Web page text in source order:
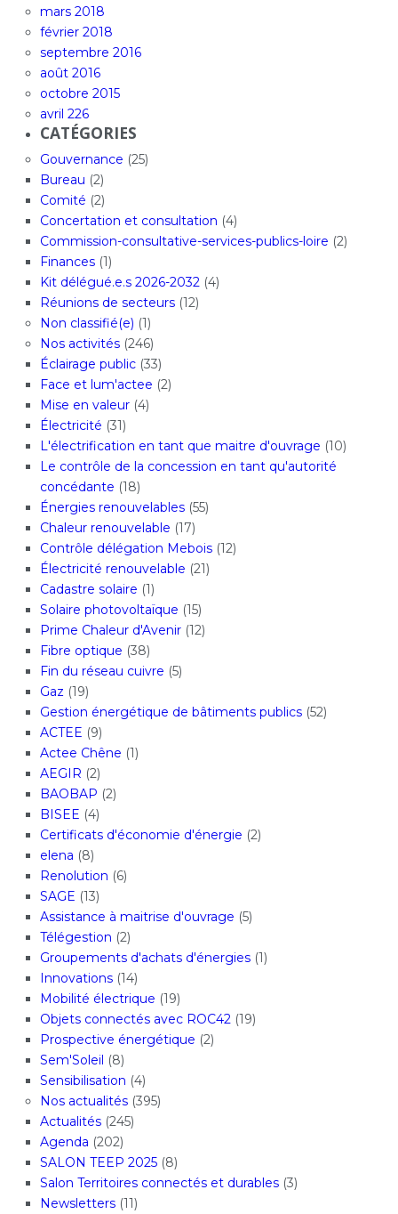
mars 2018
février 2018
septembre 2016
août 2016
octobre 2015
avril 226
CATÉGORIES
Gouvernance (25)
Bureau (2)
Comité (2)
Concertation et consultation (4)
Commission-consultative-services-publics-loire (2)
Finances(1)
Kit délégué.e.s 2026-2032(4)
Réunions de secteurs(12)
Non classifié(e) (1)
Nos activités(246)
Éclairage public(33)
Face et lum'actee (2)
Mise en valeur(4)
Électricité (31)
L'électrification en tant que maitre d'ouvrage (10)
Le contrôle de la concession en tant qu'autorité
concédante (18)
Énergies renouvelables(55)
Chaleur renouvelable (17)
Contrôle délégation Mebois(12)
Électricité renouvelable (21)
Cadastre solaire (1)
Solaire photovoltaïque (15)
Prime Chaleur d'Avenir(12)
Fibre optique (38)
Fin du réseau cuivre (5)
Gaz (19)
Gestion énergétique de bâtiments publics(52)
ACTEE (9)
Actee Chêne (1)
AEGIR (2)
BAOBAP (2)
BISEE (4)
Certificats d'économie d'énergie (2)
elena (8)
Renolution (6)
SAGE (13)
Assistance à maitrise d'ouvrage (5)
Télégestion (2)
Groupements d'achats d'énergies(1)
Innovations(14)
Mobilité électrique (19)
Objets connectés avec ROC42(19)
Prospective énergétique (2)
Sem'Soleil (8)
Sensibilisation (4)
Nos actualités(395)
Actualités(245)
Agenda (202)
SALON TEEP 2025(8)
Salon Territoires connectés et durables(3)
Newsletters(11)